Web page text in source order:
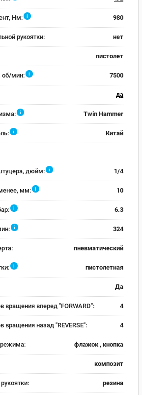
Нм: i 980
рукоятки: нет
пистолет
об/мин: i 7500
да
i Twin Hammer
i Китай
дюйм:
i 1/4
мм: i 10
i 6.3
i 324
пневматический
i пистолетная
Да
вращения вперед "FORWARD": 4
вращения назад "REVERSE": 4
режима: флажок , кнопка
композит
резина